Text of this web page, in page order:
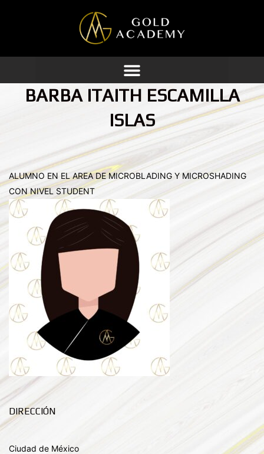
contenido
BARBA ITAITH ESCAMILLA
ISLAS
ALUMNO EN EL AREA DE MICROBLADING Y MICROSHADING
CON NIVEL STUDENT
DIRECCIÓN
Ciudad de México